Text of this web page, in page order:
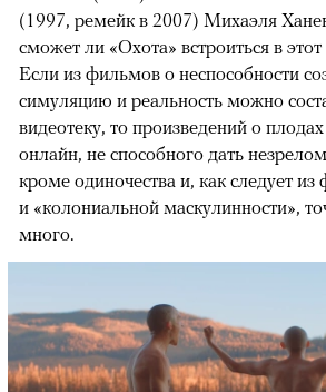
(1997, ремейк в 2007) Михаэля
сможет ли «Охота» встроиться в
Если из фильмов о неспособности
симуляцию и реальность можно
видеотеку, то произведений о
онлайн, не способного дать
кроме одиночества и, как следует
и «колониальной маскулинности»,
много.